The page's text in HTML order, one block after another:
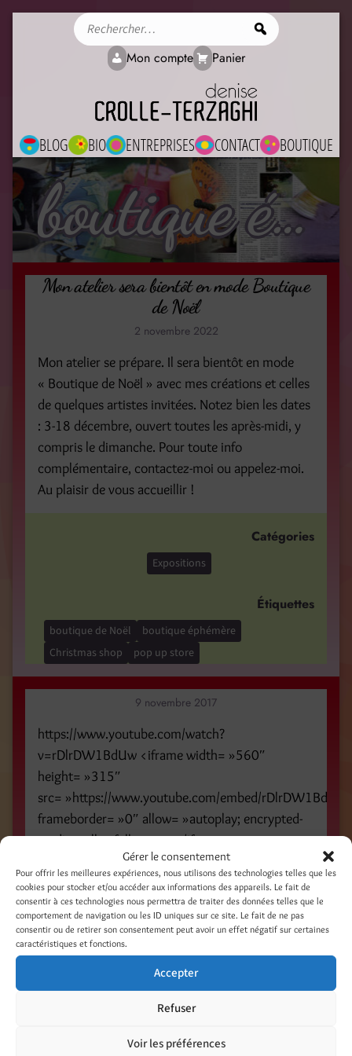
Gérer le consentement
Pour offrir les meilleures expériences, nous utilisons des technologies telles que les
cookies pour stocker et/ou accéder aux informations des appareils. Le fait de
consentir à ces technologies nous permettra de traiter des données telles que le
comportement de navigation ou les ID uniques sur ce site. Le fait de ne pas
consentir ou de retirer son consentement peut avoir un effet négatif sur certaines
caractéristiques et fonctions.
Accepter
Refuser
Voir les préférences
BLOG BIO ENTREPRISES CONTACT BOUTIQUE
Mon compte Panier
boutique éphémère
Mon atelier sera bientôt en mode Boutique
de Noël
2 novembre 2022
Mon atelier se prépare. Il sera bientôt en mode
« Boutique de Noël » avec mes créations et celles
de quelques artistes invitées. Notez bien les dates
: 3-18 décembre, ouvert toutes les après-midi, y
compris le dimanche. Pour toute info
complémentaire, contactez-moi ou appelez-moi.
Au plaisir de vous accueillir !
Catégories
Expositions
Étiquettes
boutique de Noël
boutique éphémère
Christmas shop
pop up store
9 novembre 2017
https://www.youtube.com/watch?
v=rDlrDW1BdUw <iframe width= »560″
height= »315″
src= »https://www.youtube.com/embed/rDlrDW1BdUw
frameborder= »0″ allow= »autoplay; encrypted-
media » allowfullscreen></iframe>
Catégories
Non classé On en parle ! Presse - Web - TV
Étiquettes
artist pop up store books
etchings